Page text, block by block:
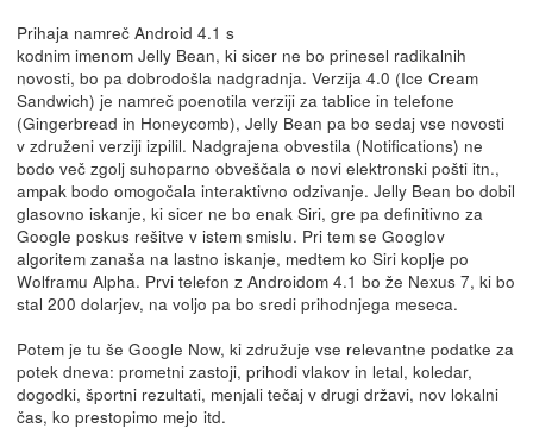
Prihaja namreč Android 4.1 s
kodnim imenom Jelly Bean, ki sicer ne bo prinesel radikalnih
novosti, bo pa dobrodošla nadgradnja. Verzija 4.0 (Ice Cream
Sandwich) je namreč poenotila verziji za tablice in telefone
(Gingerbread in Honeycomb), Jelly Bean pa bo sedaj vse novosti
v združeni verziji izpilil. Nadgrajena obvestila (Notifications) ne
bodo več zgolj suhoparno obveščala o novi elektronski pošti itn.,
ampak bodo omogočala interaktivno odzivanje. Jelly Bean bo dobil
glasovno iskanje, ki sicer ne bo enak Siri, gre pa definitivno za
Google poskus rešitve v istem smislu. Pri tem se Googlov
algoritem zanaša na lastno iskanje, medtem ko Siri koplje po
Wolframu Alpha. Prvi telefon z Androidom 4.1 bo že Nexus 7, ki bo
stal 200 dolarjev, na voljo pa bo sredi prihodnjega meseca.
Potem je tu še Google Now, ki združuje vse relevantne podatke za
potek dneva: prometni zastoji, prihodi vlakov in letal, koledar,
dogodki, športni rezultati, menjali tečaj v drugi državi, nov lokalni
čas, ko prestopimo mejo itd.